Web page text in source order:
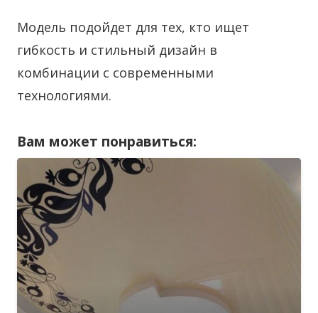
Модель подойдет для тех, кто ищет
гибкость и стильный дизайн в
комбинации с современными
технологиями.
Вам может понравиться: